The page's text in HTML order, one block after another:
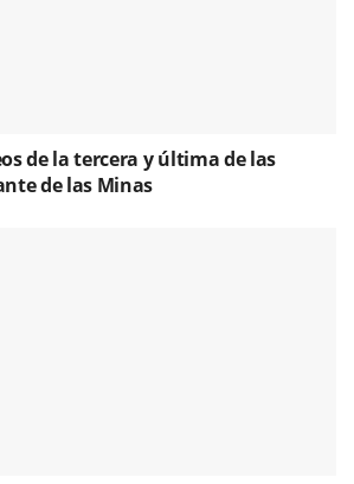
de la tercera y última de las
de las Minas